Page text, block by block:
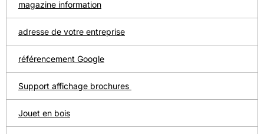
magazine information
adresse de votre entreprise
référencement Google
Support affichage brochures
Jouet en bois